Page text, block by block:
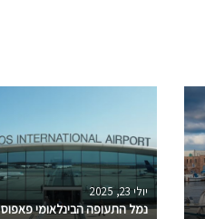
יולי 23, 2025
נמל התעופה הבינלאומי פאפוס